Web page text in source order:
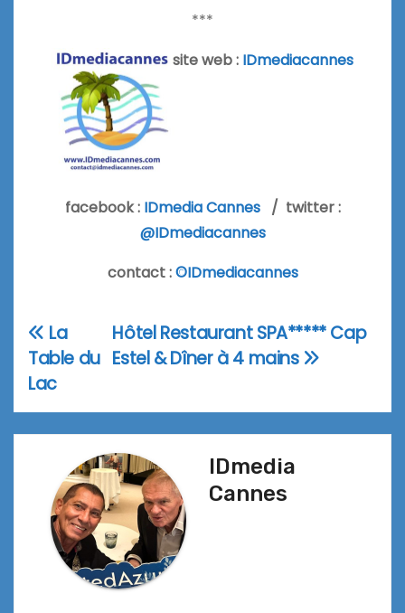
***
site web : IDmediacannes
facebook : IDmedia Cannes/ twitter :
@IDmediacannes
contact :©IDmediacannes
Navigation
de
l’article
Hôtel Restaurant SPA***** Cap
Estel & Dîner à 4 mains
La
Table du
Lac
IDmedia
Cannes